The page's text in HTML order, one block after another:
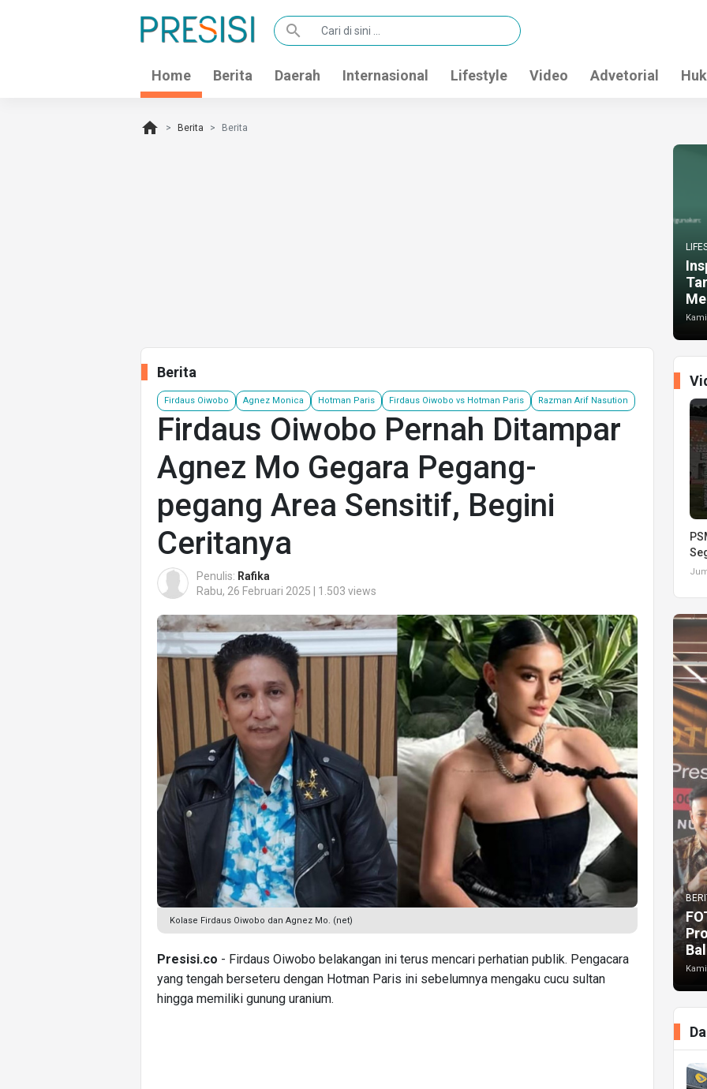
search
Home Berita Daerah Internasional Lifestyle Video Advetorial
home Berita Berita
Berita
Firdaus Oiwobo Agnez Monica Hotman Paris Firdaus Oiwobo vs Hotman Paris Razman Arif Nasution
Firdaus Oiwobo Pernah Ditampar
Agnez Mo Gegara Pegang-
pegang Area Sensitif, Begini
Ceritanya
Penulis: Rafika
Rabu, 26 Februari 2025 | 1.503 views
Kolase Firdaus Oiwobo dan Agnez Mo. (net)
Presisi.co - Firdaus Oiwobo belakangan ini terus mencari perhatian publik. Pengacara
yang tengah berseteru dengan Hotman Paris ini sebelumnya mengaku cucu sultan
hingga memiliki gunung uranium.